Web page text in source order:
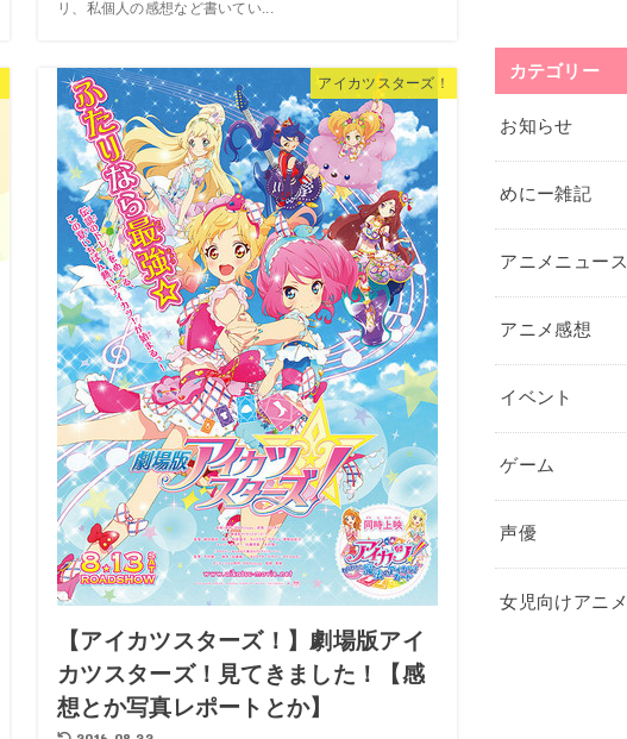
リ、私個人の感想など書いてい...
アイカツスターズ！
【アイカツスターズ！】劇場版アイ
カツスターズ！見てきました！【感
想とか写真レポートとか】
カテゴリー
お知らせ
めにー雑記
アニメニュース
アニメ感想
イベント
ゲーム
声優
女児向けアニメ